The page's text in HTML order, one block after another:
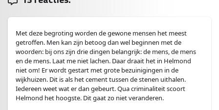
Met deze begroting worden de gewone mensen het meest
getroffen. Men kan zijn betoog dan wel beginnen met de
woorden: bij ons zijn drie dingen belangrijk: de mens, de mens
en de mens. Laat me niet lachen. Daar draait het in Helmond
niet om! Er wordt gestart met grote bezuinigingen in de
wijkhuizen. Dit is als het cement tussen de stenen uithalen.
Iedereen weet wat er dan gebeurt. Qua criminaliteit scoort
Helmond het hoogste. Dit gaat zo niet veranderen.